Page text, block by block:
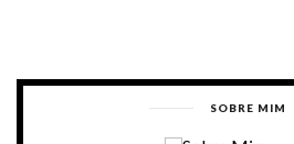
SOBRE MIM